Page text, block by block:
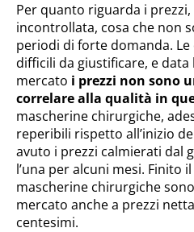
Per quanto riguarda i
incontrollata, cosa che non
periodi di forte domanda.
difficili da giustificare, e data
mercato i prezzi non sono
correlare alla qualità in
mascherine chirurgiche,
reperibili rispetto all’inizio
avuto i prezzi calmierati dal
l’una per alcuni mesi. Finito
mascherine chirurgiche
mercato anche a prezzi
centesimi.